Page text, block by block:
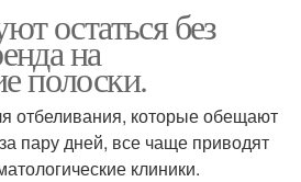
остаться без
на
полоски.
отбеливания, которые обещают
пару дней, все чаще приводят
клиники.